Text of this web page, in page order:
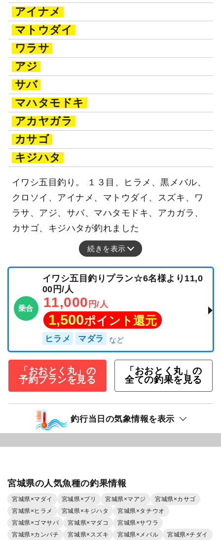
アイナメ
マトウダイ
ワラサ
アジ
サバ
マハタモドキ
アカヤガラ
カサゴ
キジハタ
イワシ五目釣り。 １３目、ヒラメ、黒メバル、
クロソイ、アイナメ、マトウダイ、スズキ、ワ
ラサ、アジ、サバ、マハタモドキ、アカガラ、
カサゴ、キジハタが釣れました
続きを表示
乗合
イワシ五目釣りプラン☆6名様より11,0
00円/人
11,000 円/人
1,500ポイント還元
ヒラメ マダラ
「おおとく丸」の
予約プランを見る
「おおとく丸」の
全ての釣果を見る
釣行当日の気象情報を表示
宮城県の人気魚種の釣果情報
宮城県×マダイ 宮城県×ブリ 宮城県×マアジ
宮城県×カサゴ
宮城県×ヒラメ
宮城県×キジハタ
宮城県×タチウオ
宮城県×ゴマサバ
宮城県×マダコ
宮城県×サワラ
宮城県×カンパチ
宮城県×スズキ 宮城県×メバル
宮城県×チダイ